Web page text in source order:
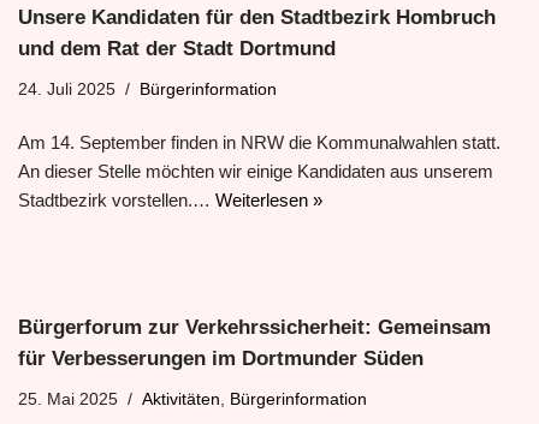
Unsere Kandidaten für den Stadtbezirk Hombruch
und dem Rat der Stadt Dortmund
24. Juli 2025 Bürgerinformation
Am 14. September finden in NRW die Kommunalwahlen statt.
An dieser Stelle möchten wir einige Kandidaten aus unserem
Stadtbezirk vorstellen.… Weiterlesen »
Bürgerforum zur Verkehrssicherheit: Gemeinsam
für Verbesserungen im Dortmunder Süden
25. Mai 2025 Aktivitäten, Bürgerinformation